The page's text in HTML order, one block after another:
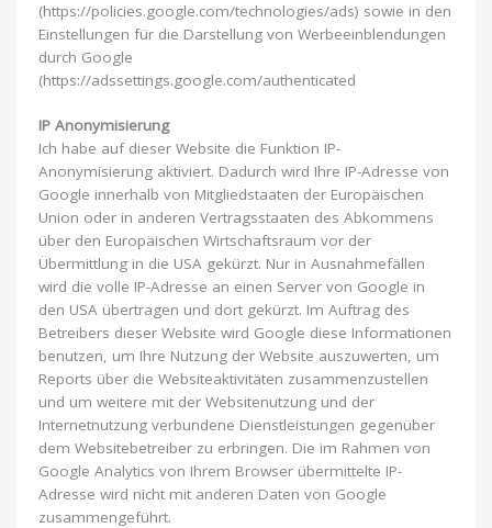
(https://policies.google.com/technologies/ads) sowie in den
Einstellungen für die Darstellung von Werbeeinblendungen
durch Google
(https://adssettings.google.com/authenticated
IP Anonymisierung
Ich habe auf dieser Website die Funktion IP-
Anonymisierung aktiviert. Dadurch wird Ihre IP-Adresse von
Google innerhalb von Mitgliedstaaten der Europäischen
Union oder in anderen Vertragsstaaten des Abkommens
über den Europäischen Wirtschaftsraum vor der
Übermittlung in die USA gekürzt. Nur in Ausnahmefällen
wird die volle IP-Adresse an einen Server von Google in
den USA übertragen und dort gekürzt. Im Auftrag des
Betreibers dieser Website wird Google diese Informationen
benutzen, um Ihre Nutzung der Website auszuwerten, um
Reports über die Websiteaktivitäten zusammenzustellen
und um weitere mit der Websitenutzung und der
Internetnutzung verbundene Dienstleistungen gegenüber
dem Websitebetreiber zu erbringen. Die im Rahmen von
Google Analytics von Ihrem Browser übermittelte IP-
Adresse wird nicht mit anderen Daten von Google
zusammengeführt.